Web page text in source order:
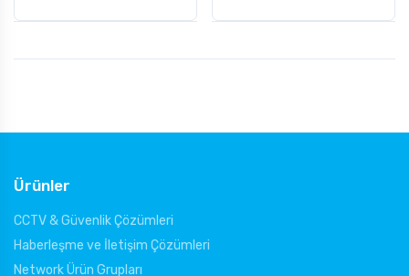
Ürünler
CCTV & Güvenlik Çözümleri
Haberleşme ve İletişim Çözümleri
Network Ürün Grupları